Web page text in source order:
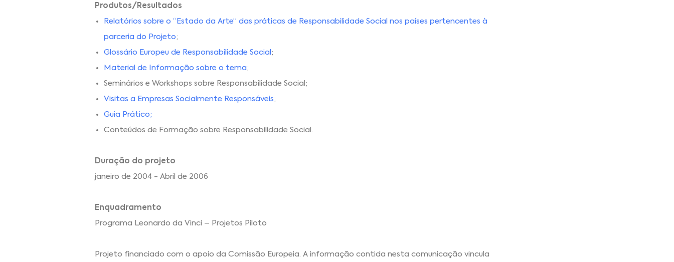
Produtos/Resultados
Relatórios sobre o “Estado da Arte” das práticas de Responsabilidade Social nos países pertencentes à
parceria do Projeto;
Glossário Europeu de Responsabilidade Social ;
Material de Informação sobre o tema;
Seminários e Workshops sobre Responsabilidade Social;
Visitas a Empresas Socialmente Responsáveis;
Guia Prático;
Conteúdos de Formação sobre Responsabilidade Social.
Duração do projeto
janeiro de 2004 - Abril de 2006
Enquadramento
Programa Leonardo da Vinci – Projetos Piloto
Projeto financiado com o apoio da Comissão Europeia. A informação contida nesta comunicação vincula